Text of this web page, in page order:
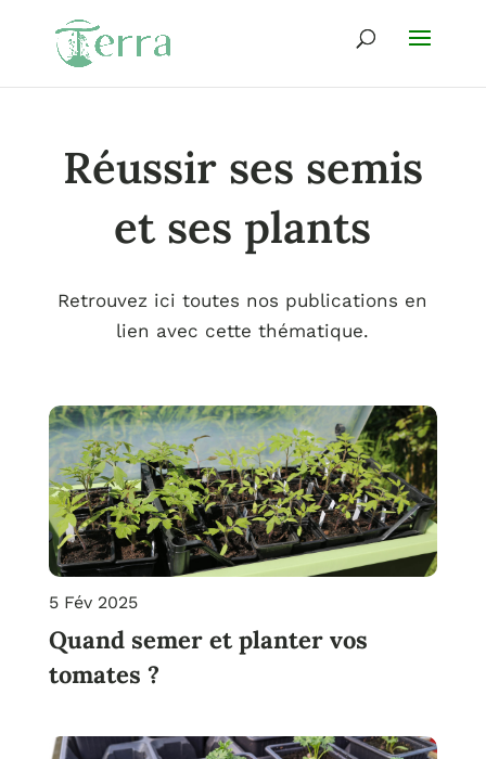
Réussir ses semis
et ses plants
Retrouvez ici toutes nos publications en
lien avec cette thématique.
Quand semer et planter vos
tomates ?
5 Fév 2025